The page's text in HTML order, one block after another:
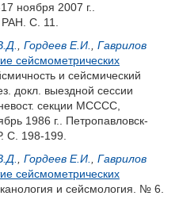
ноября 2007 г..
С. 11.
Гордеев Е.И.
Гаврилов
сейсмометрических
и сейсмический
докл. выездной сессии
секции МСССС,
1986 г.. Петропавловск-
198-199.
Гордеев Е.И.
Гаврилов
сейсмометрических
и сейсмология. № 6.